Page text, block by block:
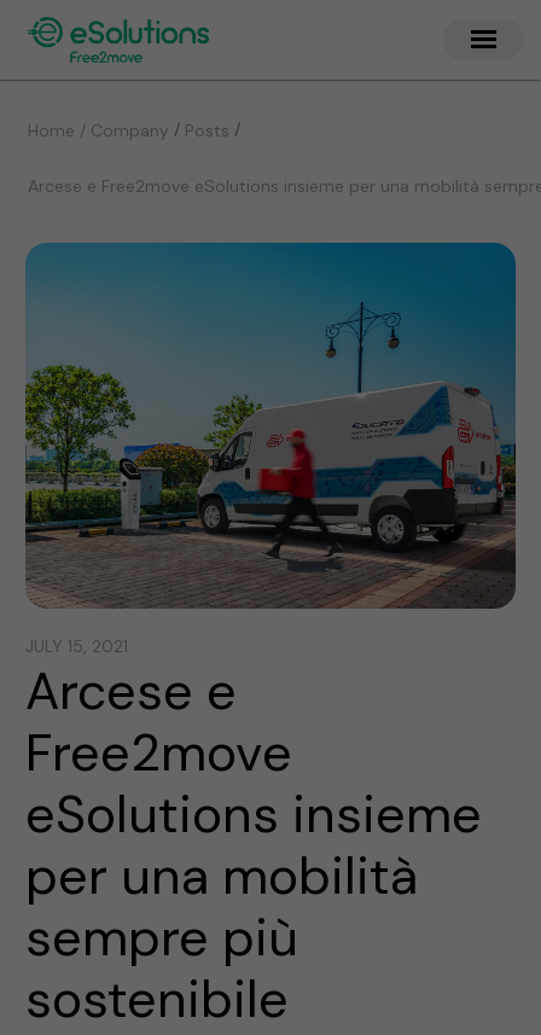
Home / Company / Posts /
Arcese e Free2move eSolutions insieme per una mobilità
JULY 15, 2021
Arcese e
Free2move
eSolutions insieme
per una mobilità
sempre più
sostenibile